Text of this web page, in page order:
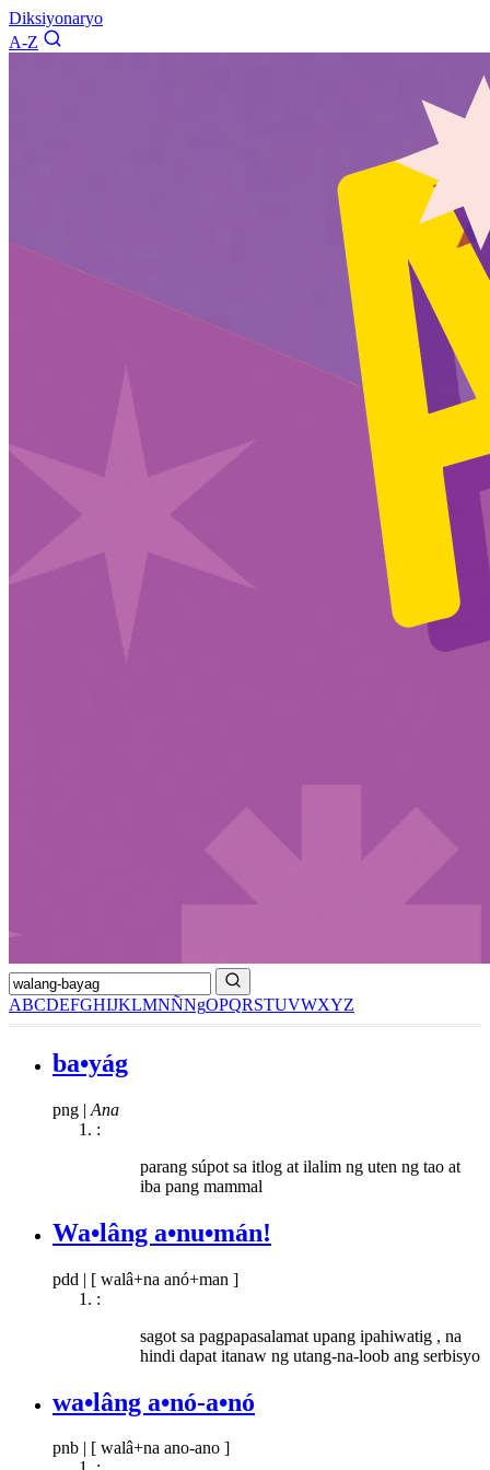
Diksiyonaryo
A-Z
ABCDEFGHIJKLMNÑNgOPQRSTUVWXYZ
ba•yág
png | Ana
:
parang súpot sa itlog at ilalim ng uten ng tao at
iba pang mammal
Wa•lâng a•nu•mán!
pdd | [ walâ+na anó+man ]
:
sagot sa pagpapasalamat upang ipahiwatig , na
hindi dapat itanaw ng utang-na-loob ang serbisyo
wa•lâng a•nó-a•nó
pnb | [ walâ+na ano-ano ]